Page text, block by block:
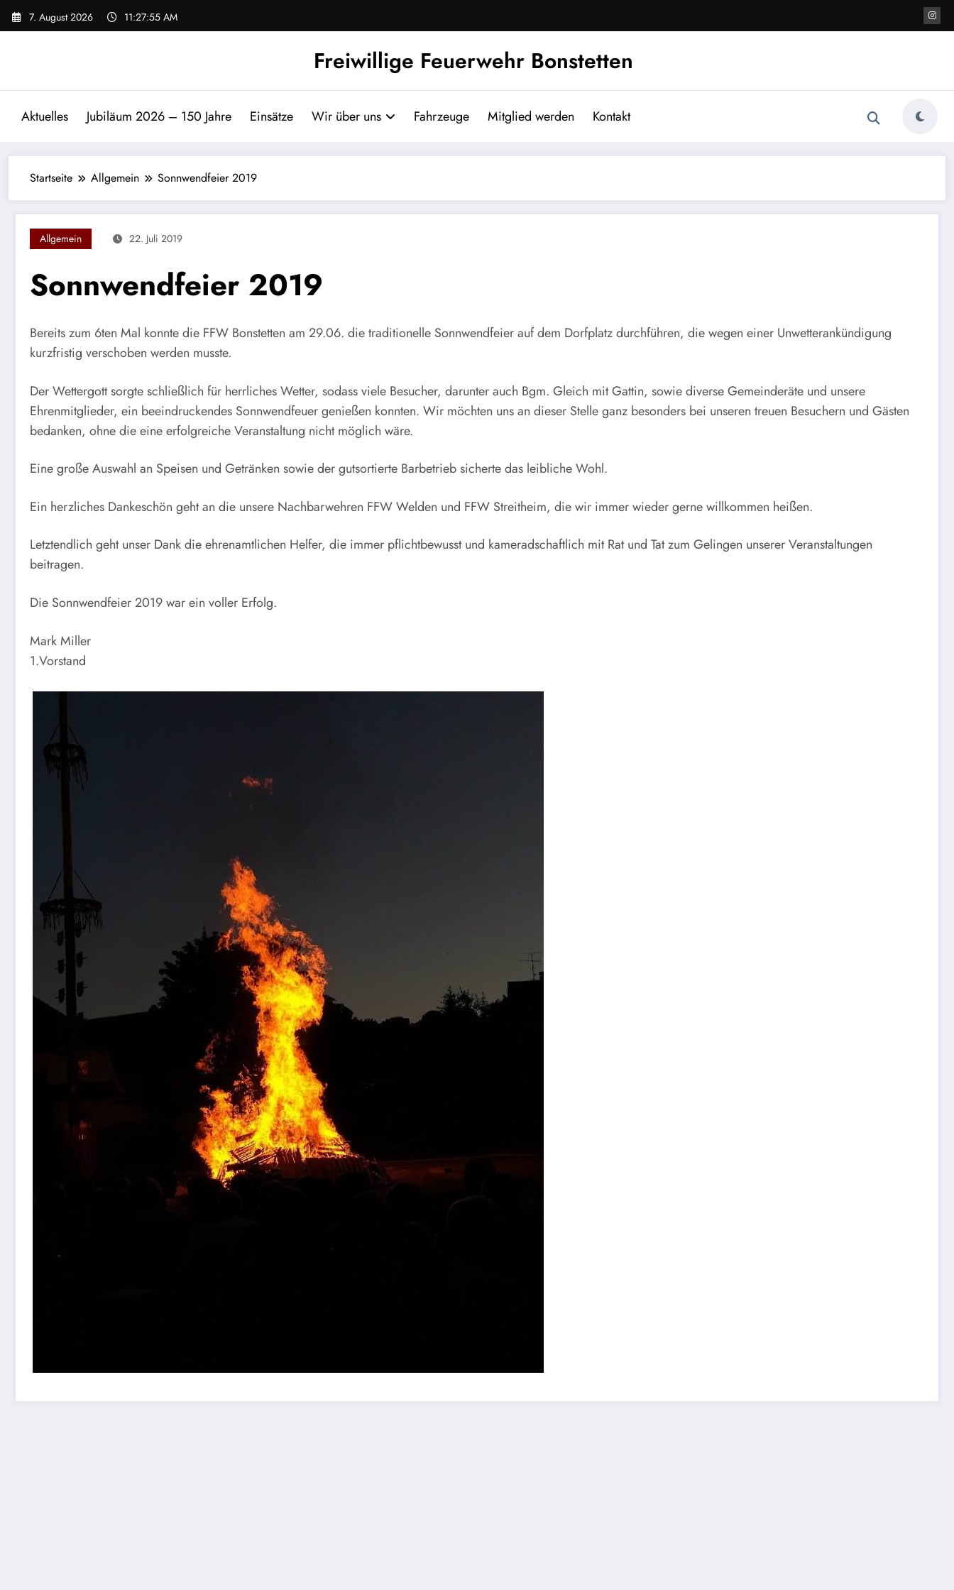
Zum
Inhalt
7. August 2026 11:27:55 AM
Freiwillige Feuerwehr Bonstetten
Aktuelles Jubiläum 2026 – 150 Jahre Einsätze Wir über uns Fahrzeuge Mitglied werden Kontakt
Startseite Allgemein Sonnwendfeier 2019
Allgemein 22. Juli 2019
Sonnwendfeier 2019
Bereits zum 6ten Mal konnte die FFW Bonstetten am 29.06. die traditionelle Sonnwendfeier auf dem Dorfplatz durchführen, die wegen einer Unwetterankündigung
kurzfristig verschoben werden musste.
Der Wettergott sorgte schließlich für herrliches Wetter, sodass viele Besucher, darunter auch Bgm. Gleich mit Gattin, sowie diverse Gemeinderäte und unsere
Ehrenmitglieder, ein beeindruckendes Sonnwendfeuer genießen konnten. Wir möchten uns an dieser Stelle ganz besonders bei unseren treuen Besuchern und Gästen
bedanken, ohne die eine erfolgreiche Veranstaltung nicht möglich wäre.
Eine große Auswahl an Speisen und Getränken sowie der gutsortierte Barbetrieb sicherte das leibliche Wohl.
Ein herzliches Dankeschön geht an die unsere Nachbarwehren FFW Welden und FFW Streitheim, die wir immer wieder gerne willkommen heißen.
Letztendlich geht unser Dank die ehrenamtlichen Helfer, die immer pflichtbewusst und kameradschaftlich mit Rat und Tat zum Gelingen unserer Veranstaltungen
beitragen.
Die Sonnwendfeier 2019 war ein voller Erfolg.
Mark Miller
1.Vorstand